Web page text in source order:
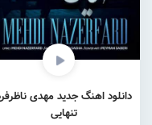
دانلود اهنگ جدید مهدی
تنهایی